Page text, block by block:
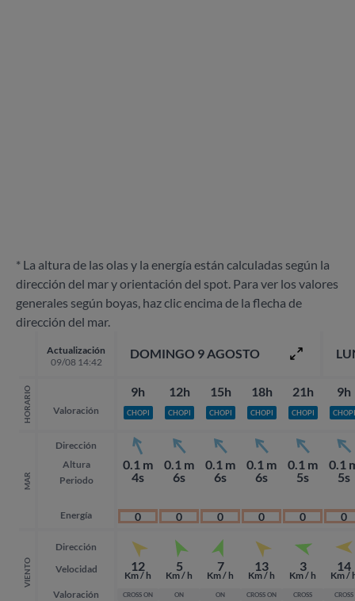
* La altura de las olas y la energía están calculadas según la
dirección del mar y orientación del spot. Para ver los valores
generales según boyas, haz clic encima de la flecha de
dirección del mar.
Actualización
09/08 14:42
HORARIO Valoración
MAR
Dirección
Altura
Periodo
Energía
VIENTO
Dirección
Velocidad
Valoración
DOMINGO 9 AGOSTO
9h
CHOPI
0.1 m
4s
0
12
Km / h
CROSS ON
12h
CHOPI
0.1 m
6s
0
5
Km / h
ON
15h
CHOPI
0.1 m
6s
0
7
Km / h
ON
18h
CHOPI
0.1 m
6s
0
13
Km / h
CROSS ON
21h
CHOPI
0.1 m
5s
0
3
Km / h
CROSS
9h
CHOPI
0.1
5s
0
14
Km /
CROSS